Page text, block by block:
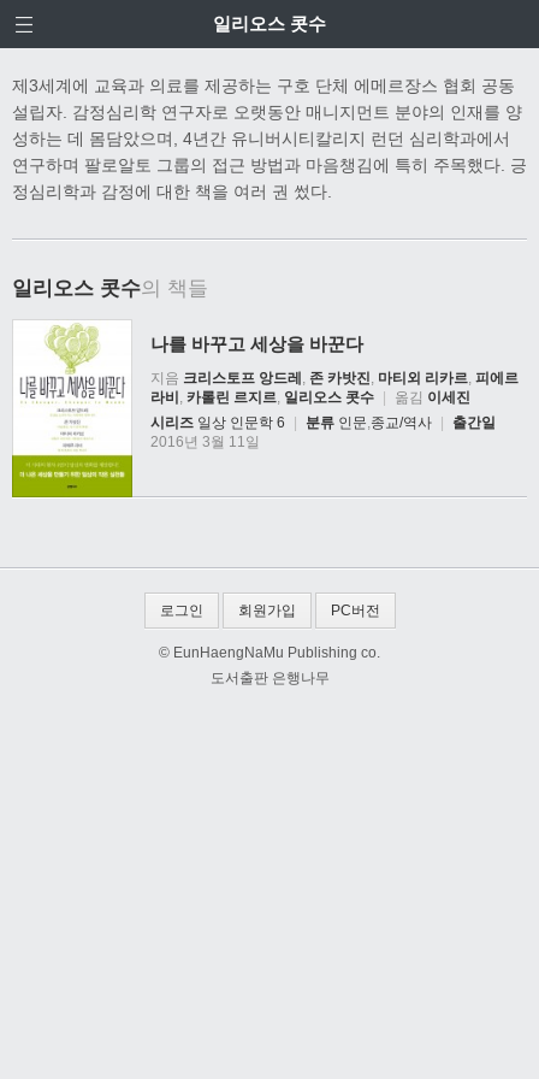
일리오스 콧수
제3세계에 교육과 의료를 제공하는 구호 단체 에메르장스 협회 공동
설립자. 감정심리학 연구자로 오랫동안 매니지먼트 분야의 인재를 양
성하는 데 몸담았으며, 4년간 유니버시티칼리지 런던 심리학과에서
연구하며 팔로알토 그룹의 접근 방법과 마음챙김에 특히 주목했다. 긍
정심리학과 감정에 대한 책을 여러 권 썼다.
일리오스 콧수의 책들
나를 바꾸고 세상을 바꾼다
지음 크리스토프 앙드레 , 존 카밧진, 마티외 리카르, 피에르
라비 , 카롤린 르지르, 일리오스 콧수 옮김 이세진
시리즈 일상 인문학 6 분류 인문,종교/역사
출간일
2016년 3월 11일
로그인 회원가입 PC버전
© EunHaengNaMu Publishing co.
도서출판 은행나무